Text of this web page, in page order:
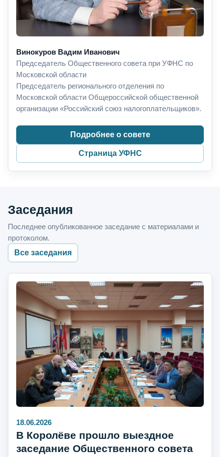
Винокуров Вадим Иванович
Председатель Общественного совета при УФНС по
Московской области
Председатель регионального отделения по
Московской области Общероссийской общественной
организации «Российский союз налогоплательщиков».
Подробнее о совете
Страница УФНС
Заседания
Последнее опубликованное заседание с материалами и
протоколом.
Все заседания
18.06.2026
В Королёве прошло выездное
заседание Общественного совета